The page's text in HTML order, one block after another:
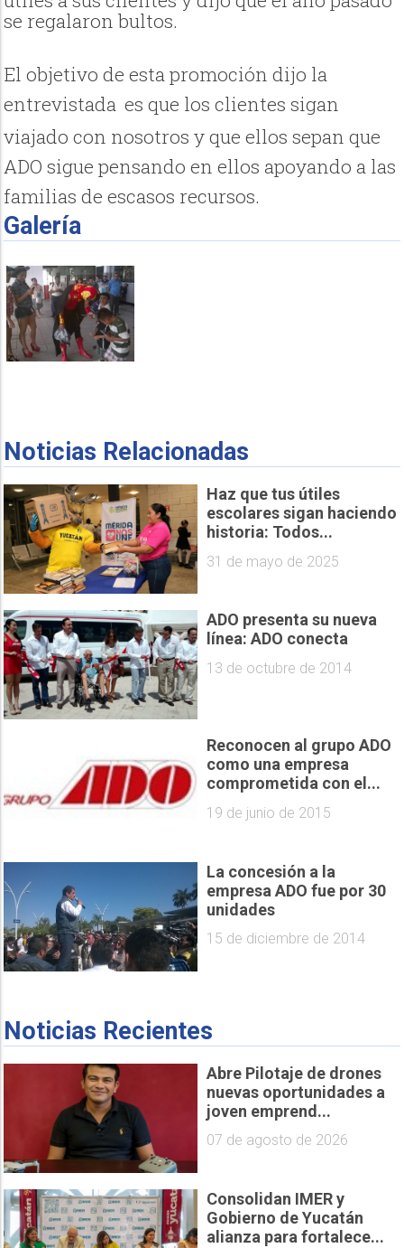
se regalaron bultos.
El objetivo de esta promoción dijo la
entrevistada es que los clientes sigan
viajado con nosotros y que ellos sepan que
ADO sigue pensando en ellos apoyando a las
familias de escasos recursos.
Galería
Noticias Relacionadas
Haz que tus útiles
escolares sigan haciendo
historia: Todos...
31 de mayo de 2025
ADO presenta su nueva
línea: ADO conecta
13 de octubre de 2014
Reconocen al grupo ADO
como una empresa
comprometida con el...
19 de junio de 2015
La concesión a la
empresa ADO fue por 30
unidades
15 de diciembre de 2014
Noticias Recientes
Abre Pilotaje de drones
nuevas oportunidades a
joven emprend...
07 de agosto de 2026
Consolidan IMER y
Gobierno de Yucatán
alianza para fortalece...